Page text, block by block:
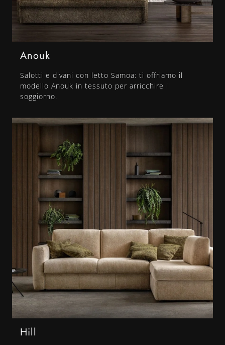
Anouk
Salotti e divani con letto Samoa: ti offriamo il
modello Anouk in tessuto per arricchire il
soggiorno.
Hill